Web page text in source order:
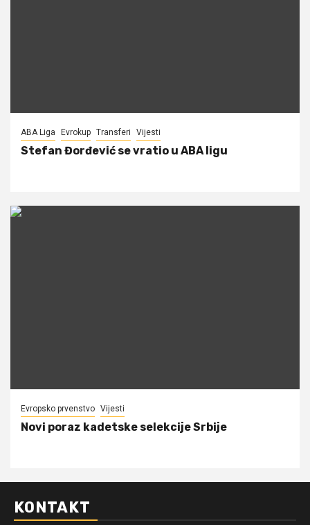
ABA Liga Evrokup Transferi Vijesti
Stefan Đorđević se vratio u ABA ligu
Evropsko prvenstvo Vijesti
Novi poraz kadetske selekcije Srbije
KONTAKT